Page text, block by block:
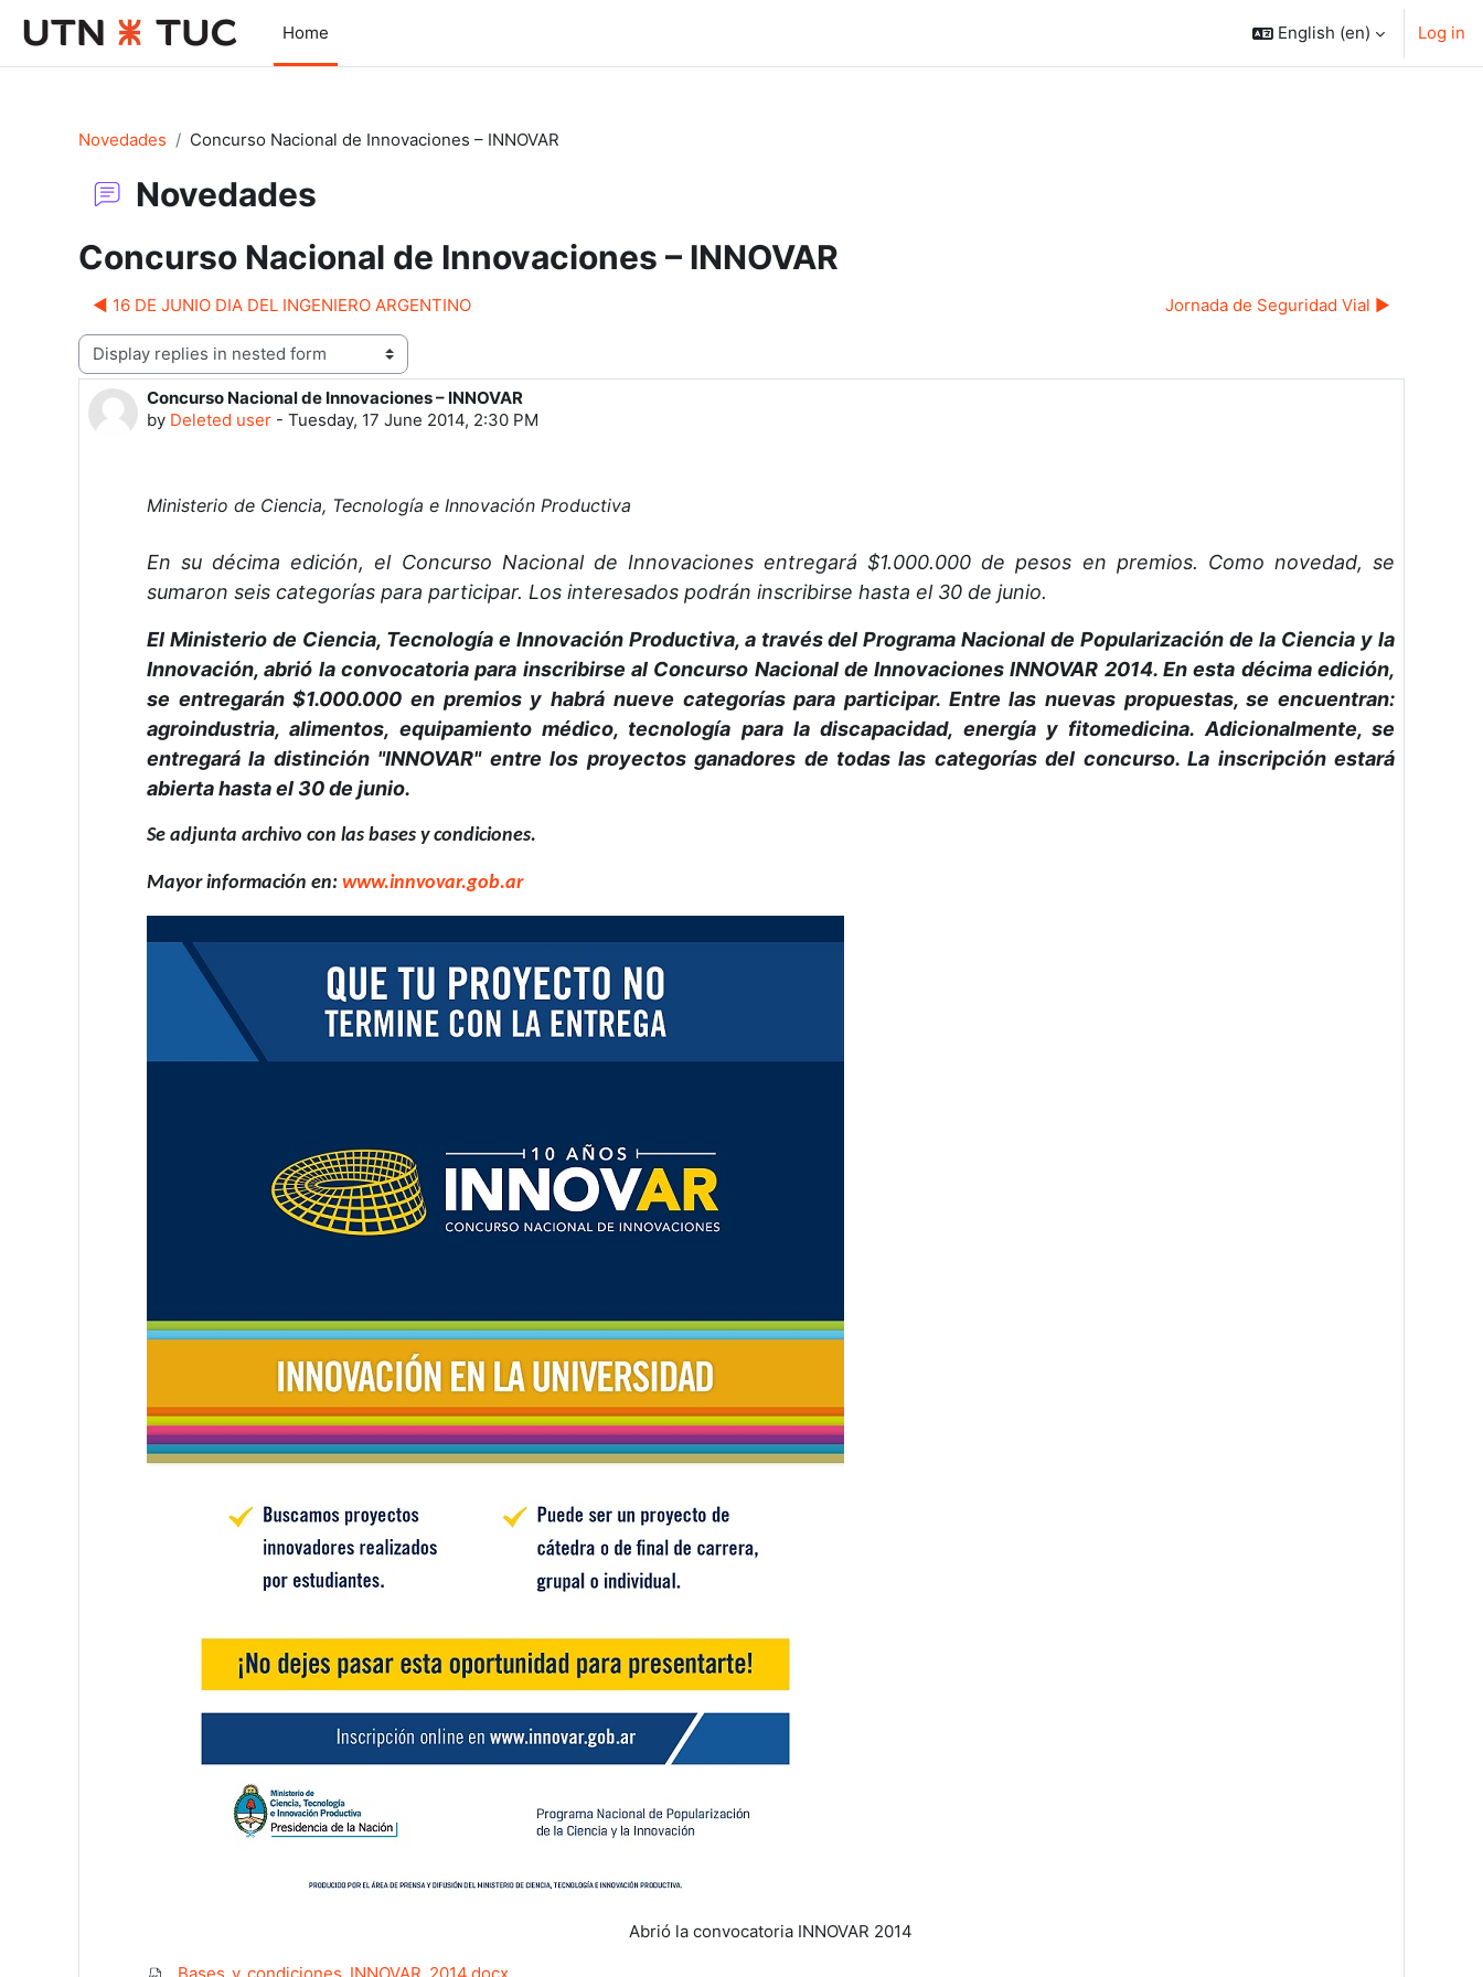
Home
English ‎(en)‎ Log in
Novedades Concurso Nacional de Innovaciones – INNOVAR
Novedades
Concurso Nacional de Innovaciones – INNOVAR
◀︎ 16 DE JUNIO DIA DEL INGENIERO ARGENTINO
Jornada de Seguridad Vial ▶︎
Display mode
Concurso Nacional de Innovaciones – INNOVAR
by Deleted user - Tuesday, 17 June 2014, 2:30 PM
Number of replies: 0
Ministerio de Ciencia, Tecnología e Innovación Productiva
En su décima edición, el Concurso Nacional de Innovaciones entregará $1.000.000 de pesos en premios. Como novedad, se
sumaron seis categorías para participar. Los interesados podrán inscribirse hasta el 30 de junio.
El Ministerio de Ciencia, Tecnología e Innovación Productiva, a través del Programa Nacional de Popularización de la Ciencia y la
Innovación, abrió la convocatoria para inscribirse al Concurso Nacional de Innovaciones INNOVAR 2014. En esta décima edición,
se entregarán $1.000.000 en premios y habrá nueve categorías para participar. Entre las nuevas propuestas, se encuentran:
agroindustria, alimentos, equipamiento médico, tecnología para la discapacidad, energía y fitomedicina. Adicionalmente, se
entregará la distinción "INNOVAR" entre los proyectos ganadores de todas las categorías del concurso. La inscripción estará
abierta hasta el 30 de junio.
Se adjunta archivo con las bases y condiciones.
Mayor información en: www.innvovar.gob.ar
Abrió la convocatoria INNOVAR 2014